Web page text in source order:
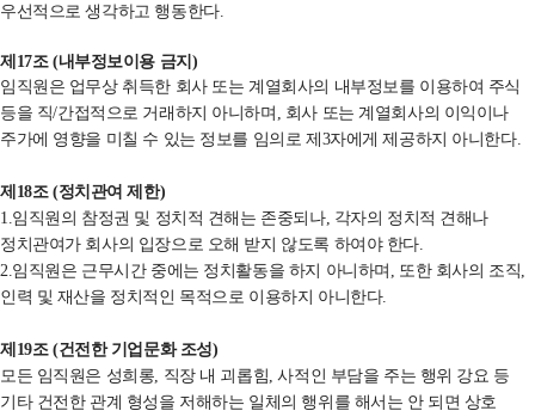
우선적으로 생각하고 행동한다.
제 17조 (내부정보이용 금지 )
임직원은 업무상 취득한 회사 또는 계열회사의 내부정보를 이용하여 주식
등을 직/간접적으로 거래하지 아니하며
회사 또는 계열회사의 이익이나
주가에 영향을 미칠 수 있는 정보를 임의로 제 3자에게 제공하지 아니한다.
제 18조(정치관여 제한)
1.임직원의 참정권 및 정치적 견해는 존중되나, 각자의 정치적 견해나
정치관여가 회사의 입장으로 오해 받지 않도록 하여야 한다.
2.임직원은 근무시간 중에는 정치활동을 하지 아니하며 또한 회사의 조직
인력 및 재산을 정치적인 목적으로 이용하지 아니한다.
제 19조(건전한 기업문화 조성)
모든 임직원은 성희롱 직장 내 괴롭힘 ,사적인 부담을 주는 행위 강요 등
기타 건전한 관계 형성을 저해하는 일체의 행위를 해서는 안 되면 상호